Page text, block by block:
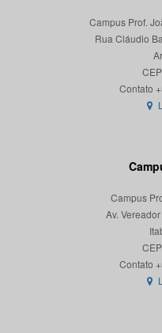
Campus Prof.
Rua Cláudio
Campus
Av.